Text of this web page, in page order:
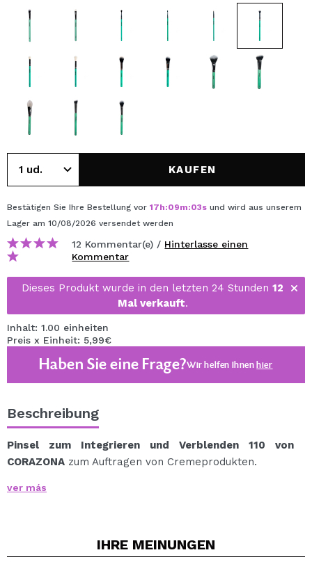
KAUFEN
Bestätigen Sie Ihre Bestellung vor 17h:09m:03s und wird aus unserem
Lager am 10/08/2026 versendet werden
12 Kommentar(e) / Hinterlasse einen
Kommentar
Dieses Produkt wurde in den letzten 24 Stunden 12
Mal verkauft.
Inhalt: 1.00 einheiten
Preis x Einheit: 5,99€
Haben Sie eine Frage?Wir helfen Ihnenhier
Beschreibung
Pinsel zum Integrieren und Verblenden 110 von
CORAZONA zum Auftragen von Cremeprodukten.
zum natürlichen Einarbeiten und Verblenden von
und schnell verblenden.
ver más
IHRE MEINUNGEN